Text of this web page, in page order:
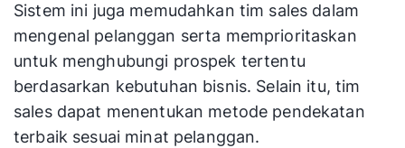
Sistem ini juga memudahkan tim sales dalam
mengenal pelanggan serta memprioritaskan
untuk menghubungi prospek tertentu
berdasarkan kebutuhan bisnis. Selain itu, tim
sales dapat menentukan metode pendekatan
terbaik sesuai minat pelanggan.